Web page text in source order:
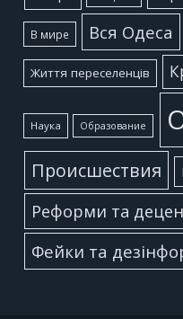
В мире Вся Одеса
Життя переселенців
Наука Образование
Происшествия
Реформи та
Фейки та